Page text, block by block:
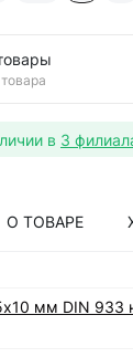
в 3
О ТОВАРЕ
мм DIN